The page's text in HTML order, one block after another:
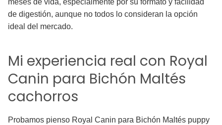
meses de vida, especialmente por su formato y facilidad
de digestión, aunque no todos lo consideran la opción
ideal del mercado.
Mi experiencia real con Royal
Canin para Bichón Maltés
cachorros
Probamos pienso Royal Canin para Bichón Maltés puppy